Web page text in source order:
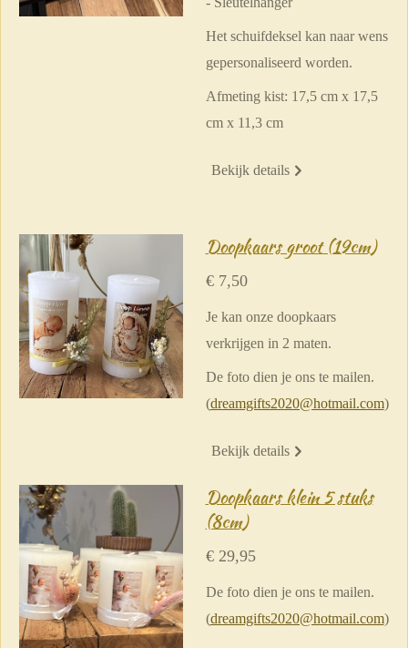
Het schuifdeksel kan naar wens
gepersonaliseerd worden.
Afmeting kist: 17,5 cm x 17,5
cm x 11,3 cm
Bekijk details
Doopkaars groot (19cm)
€ 7,50
Je kan onze doopkaars
verkrijgen in 2 maten.
De foto dien je ons te mailen.
(dreamgifts2020@hotmail.com)
Bekijk details
Doopkaars klein 5 stuks
(8cm)
€ 29,95
De foto dien je ons te mailen.
(dreamgifts2020@hotmail.com)